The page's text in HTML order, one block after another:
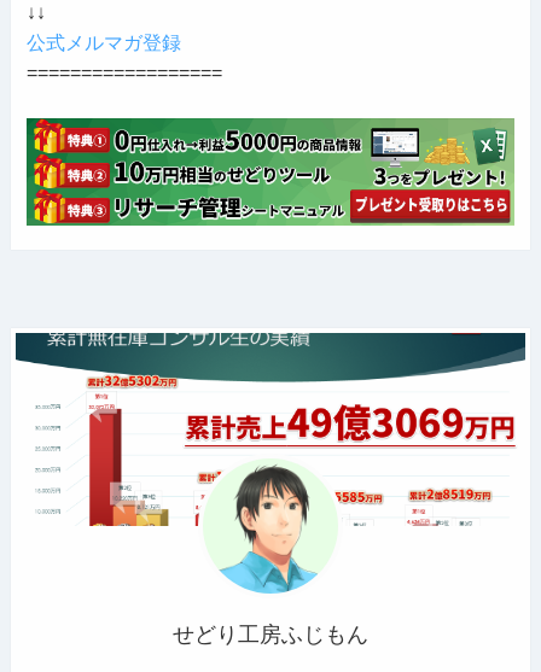
↓↓
公式メルマガ登録
==================
せどり工房ふじもん